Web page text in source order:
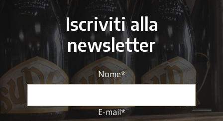
Iscriviti alla
newsletter
Nome*
E-mail*